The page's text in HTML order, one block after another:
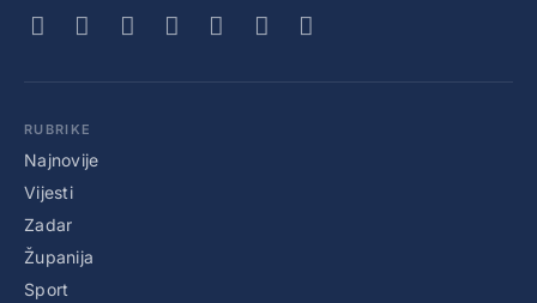
RUBRIKE
Najnovije
Vijesti
Zadar
Županija
Sport